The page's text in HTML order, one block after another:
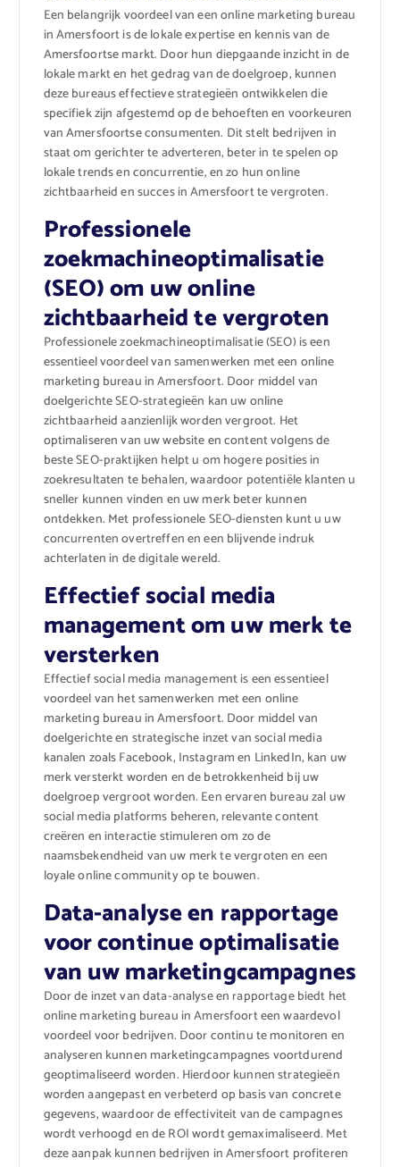
Een belangrijk voordeel van een online marketing bureau
in Amersfoort is de lokale expertise en kennis van de
Amersfoortse markt. Door hun diepgaande inzicht in de
lokale markt en het gedrag van de doelgroep, kunnen
deze bureaus effectieve strategieën ontwikkelen die
specifiek zijn afgestemd op de behoeften en voorkeuren
van Amersfoortse consumenten. Dit stelt bedrijven in
staat om gerichter te adverteren, beter in te spelen op
lokale trends en concurrentie, en zo hun online
zichtbaarheid en succes in Amersfoort te vergroten.
Professionele
zoekmachineoptimalisatie
(SEO) om uw online
zichtbaarheid te vergroten
Professionele zoekmachineoptimalisatie (SEO) is een
essentieel voordeel van samenwerken met een online
marketing bureau in Amersfoort. Door middel van
doelgerichte SEO-strategieën kan uw online
zichtbaarheid aanzienlijk worden vergroot. Het
optimaliseren van uw website en content volgens de
beste SEO-praktijken helpt u om hogere posities in
zoekresultaten te behalen, waardoor potentiële klanten u
sneller kunnen vinden en uw merk beter kunnen
ontdekken. Met professionele SEO-diensten kunt u uw
concurrenten overtreffen en een blijvende indruk
achterlaten in de digitale wereld.
Effectief social media
management om uw merk te
versterken
Effectief social media management is een essentieel
voordeel van het samenwerken met een online
marketing bureau in Amersfoort. Door middel van
doelgerichte en strategische inzet van social media
kanalen zoals Facebook, Instagram en LinkedIn, kan uw
merk versterkt worden en de betrokkenheid bij uw
doelgroep vergroot worden. Een ervaren bureau zal uw
social media platforms beheren, relevante content
creëren en interactie stimuleren om zo de
naamsbekendheid van uw merk te vergroten en een
loyale online community op te bouwen.
Data-analyse en rapportage
voor continue optimalisatie
van uw marketingcampagnes
Door de inzet van data-analyse en rapportage biedt het
online marketing bureau in Amersfoort een waardevol
voordeel voor bedrijven. Door continu te monitoren en
analyseren kunnen marketingcampagnes voortdurend
geoptimaliseerd worden. Hierdoor kunnen strategieën
worden aangepast en verbeterd op basis van concrete
gegevens, waardoor de effectiviteit van de campagnes
wordt verhoogd en de ROI wordt gemaximaliseerd. Met
deze aanpak kunnen bedrijven in Amersfoort profiteren